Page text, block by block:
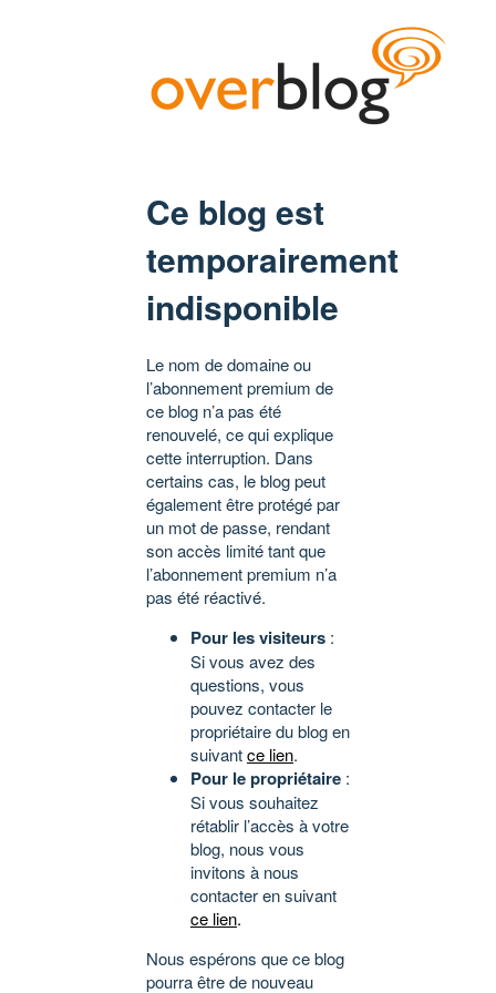
Ce blog est
temporairement
indisponible
Le nom de domaine ou
l’abonnement premium de
ce blog n’a pas été
renouvelé, ce qui explique
cette interruption. Dans
certains cas, le blog peut
également être protégé par
un mot de passe, rendant
son accès limité tant que
l’abonnement premium n’a
pas été réactivé.
Pour les visiteurs :
Si vous avez des
questions, vous
pouvez contacter le
propriétaire du blog en
suivantce lien.
Pour le propriétaire :
Si vous souhaitez
rétablir l’accès à votre
blog, nous vous
invitons à nous
contacter en suivant
ce lien.
Nous espérons que ce blog
pourra être de nouveau